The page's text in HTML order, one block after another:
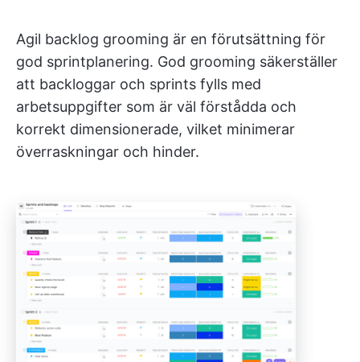
Agil backlog grooming är en förutsättning för
god sprintplanering. God grooming säkerställer
att backloggar och sprints fylls med
arbetsuppgifter som är väl förstådda och
korrekt dimensionerade, vilket minimerar
överraskningar och hinder.